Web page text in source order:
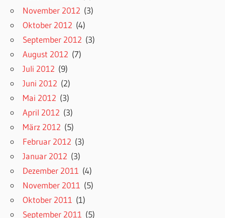
November 2012 (3)
Oktober 2012 (4)
September 2012 (3)
August 2012 (7)
Juli 2012 (9)
Juni 2012 (2)
Mai 2012 (3)
April 2012 (3)
März 2012 (5)
Februar 2012 (3)
Januar 2012 (3)
Dezember 2011 (4)
November 2011 (5)
Oktober 2011 (1)
September 2011 (5)